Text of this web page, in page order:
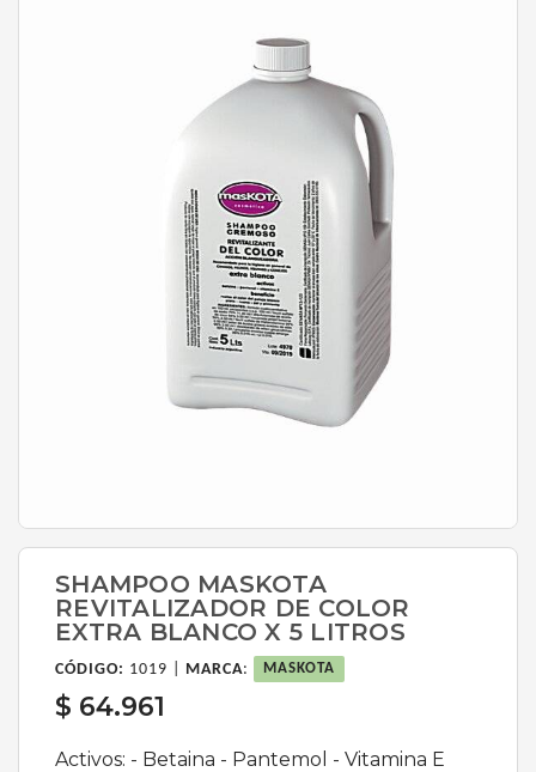
SHAMPOO MASKOTA
REVITALIZADOR DE COLOR
EXTRA BLANCO X 5 LITROS
CÓDIGO: 1019 | MARCA: MASKOTA
$ 64.961
Activos: - Betaina - Pantemol - Vitamina E